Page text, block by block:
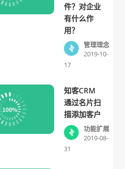
件？对企业
有什么作
用？
管理理念
2019-10-
17
知客CRM
通过名片扫
描添加客户
功能扩展
2019-08-
31